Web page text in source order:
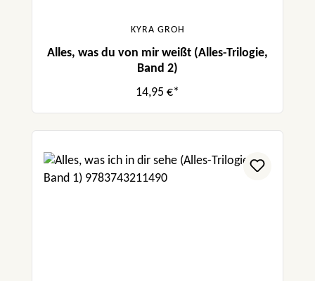
KYRA GROH
Alles, was du von mir weißt (Alles-Trilogie,
Band 2)
14,95 €*